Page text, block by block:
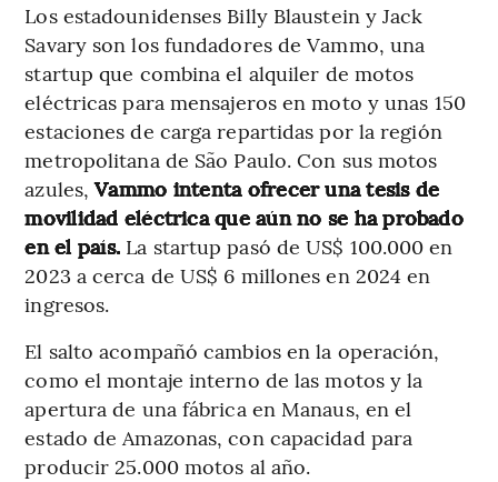
Los estadounidenses Billy Blaustein y Jack
Savary son los fundadores de Vammo, una
startup que combina el alquiler de motos
eléctricas para mensajeros en moto y unas 150
estaciones de carga repartidas por la región
metropolitana de São Paulo. Con sus motos
azules,Vammo intenta ofrecer una tesis de
movilidad eléctrica que aún no se ha probado
en el país. La startup pasó de US$ 100.000 en
2023 a cerca de US$ 6 millones en 2024 en
ingresos.
El salto acompañó cambios en la operación,
como el montaje interno de las motos y la
apertura de una fábrica en Manaus, en el
estado de Amazonas, con capacidad para
producir 25.000 motos al año.